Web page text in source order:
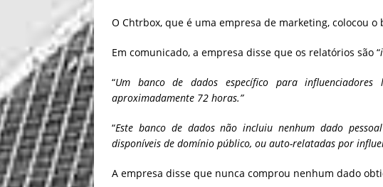
O Chtrbox, que é uma empresa de marketing, colocou o
Em comunicado, a empresa disse que os relatórios são “
“Um banco de dados específico para
aproximadamente 72 horas.”
“Este banco de dados não incluiu nenhum dado
disponíveis de domínio público, ou auto-relatadas por
A empresa disse que nunca comprou nenhum dado